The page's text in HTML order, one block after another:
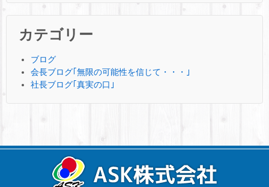
カテゴリー
ブログ
会長ブログ｢無限の可能性を信じて・・・｣
社長ブログ｢真実の口｣